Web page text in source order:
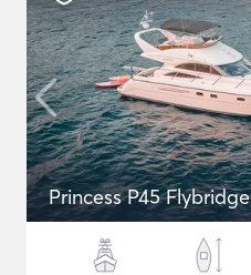
Princess P45 Flybridge